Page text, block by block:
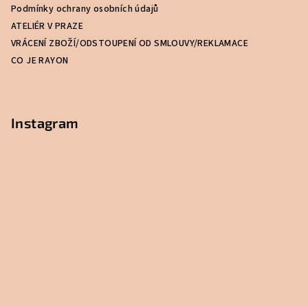
Podmínky ochrany osobních údajů
ATELIÉR V PRAZE
VRÁCENÍ ZBOŽÍ/ODSTOUPENÍ OD SMLOUVY/REKLAMACE
CO JE RAYON
Instagram